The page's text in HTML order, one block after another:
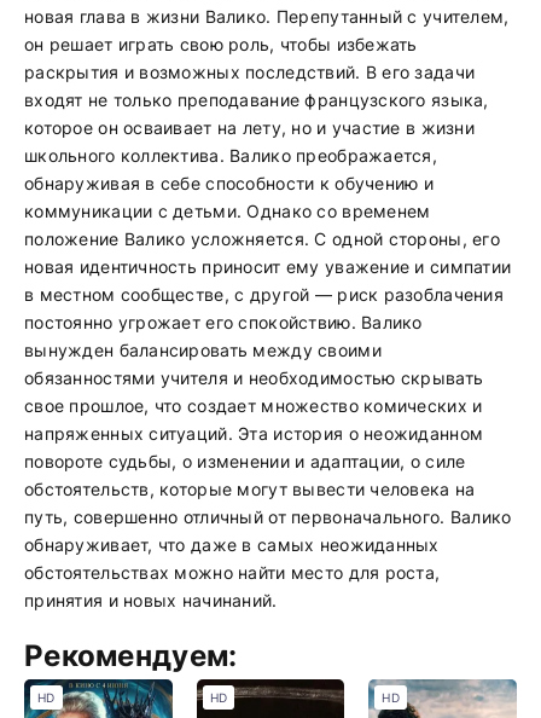
новая глава в жизни Валико. Перепутанный с учителем,
он решает играть свою роль, чтобы избежать
раскрытия и возможных последствий. В его задачи
входят не только преподавание французского языка,
которое он осваивает на лету, но и участие в жизни
школьного коллектива. Валико преображается,
обнаруживая в себе способности к обучению и
коммуникации с детьми. Однако со временем
положение Валико усложняется. С одной стороны, его
новая идентичность приносит ему уважение и симпатии
в местном сообществе, с другой — риск разоблачения
постоянно угрожает его спокойствию. Валико
вынужден балансировать между своими
обязанностями учителя и необходимостью скрывать
свое прошлое, что создает множество комических и
напряженных ситуаций. Эта история о неожиданном
повороте судьбы, о изменении и адаптации, о силе
обстоятельств, которые могут вывести человека на
путь, совершенно отличный от первоначального. Валико
обнаруживает, что даже в самых неожиданных
обстоятельствах можно найти место для роста,
принятия и новых начинаний.
Рекомендуем:
HD HD HD